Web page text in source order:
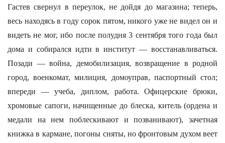
Гастев свернул в переулок, не дойдя до магазина; теперь,
весь находясь в году сорок пятом, никого уже не видел он и
видеть не мог, ибо после полудня 3 сентября того года был
дома и собирался идти в институт — восстанавливаться.
Позади — война, демобилизация, возвращение в родной
город, военкомат, милиция, домоуправ, паспортный стол;
впереди — учеба, диплом, работа. Офицерские брюки,
хромовые сапоги, начищенные до блеска, китель (ордена и
медали на нем поблескивают и позванивают), зачетная
книжка в кармане, погоны сняты, но фронтовым духом веет